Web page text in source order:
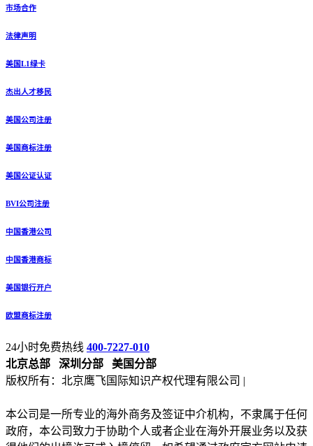
市场合作
法律声明
美国L1绿卡
杰出人才移民
美国公司注册
美国商标注册
美国公证认证
BVI公司注册
中国香港公司
中国香港商标
美国银行开户
欧盟商标注册
24小时免费热线 400-7227-010
北京总部 深圳分部 美国分部
版权所有：北京鹰飞国际知识产权代理有限公司 |
本公司是一所专业的海外商务及签证中介机构，不隶属于任何
政府，本公司致力于协助个人或者企业在海外开展业务以及获